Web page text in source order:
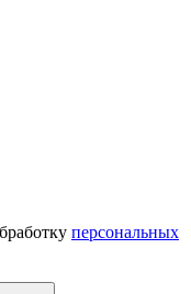
персональных